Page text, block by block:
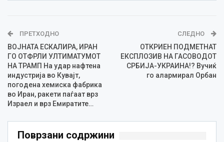
ПРЕТХОДНО
ВОЈНАТА ЕСКАЛИРА, ИРАН
ГО ОТФРЛИ УЛТИМАТУМОТ
НА ТРАМП На удар нафтена
индустрија во Кувајт,
погодена хемиска фабрика
во Иран, ракети паѓаат врз
Израел и врз Емиратите…
СЛЕДНО
ОТКРИЕН ПОДМЕТНАТ
ЕКСПЛОЗИВ НА ГАСОВОДОТ
СРБИЈА-УКРАИНА!? Вучиќ
го алармирал Орбан
Поврзани содржини